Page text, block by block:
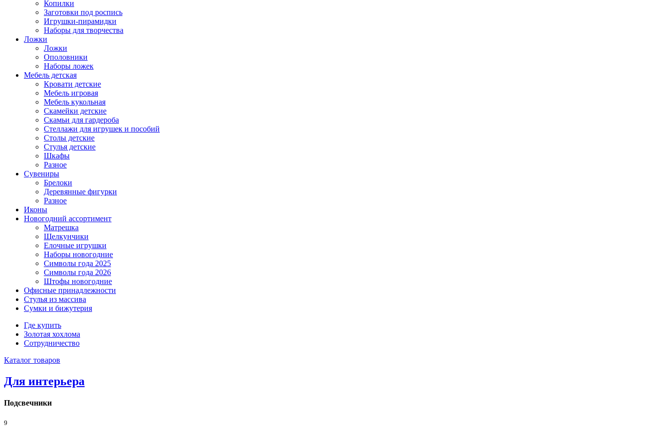
Копилки
Заготовки под роспись
Игрушки-пирамидки
Наборы для творчества
Ложки
Ложки
Ополовники
Наборы ложек
Мебель детская
Кровати детские
Мебель игровая
Мебель кукольная
Скамейки детские
Скамьи для гардероба
Стеллажи для игрушек и пособий
Столы детские
Стулья детские
Шкафы
Разное
Сувениры
Брелоки
Деревянные фигурки
Разное
Иконы
Новогодний ассортимент
Матрешка
Щелкунчики
Елочные игрушки
Наборы новогодние
Символы года 2025
Символы года 2026
Штофы новогодние
Офисные принадлежности
Стулья из массива
Сумки и бижутерия
Где купить
Золотая хохлома
Сотрудничество
Каталог товаров
Для интерьера
Подсвечники
9